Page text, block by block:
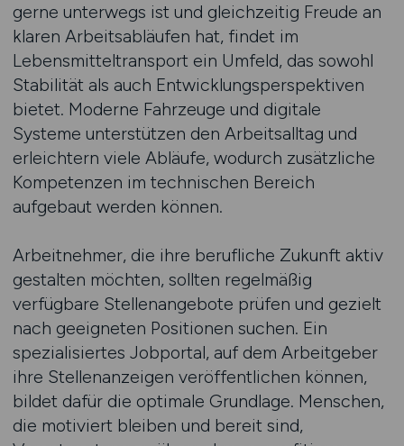
gerne unterwegs ist und gleichzeitig Freude an
klaren Arbeitsabläufen hat, findet im
Lebensmitteltransport ein Umfeld, das sowohl
Stabilität als auch Entwicklungsperspektiven
bietet. Moderne Fahrzeuge und digitale
Systeme unterstützen den Arbeitsalltag und
erleichtern viele Abläufe, wodurch zusätzliche
Kompetenzen im technischen Bereich
aufgebaut werden können.
Arbeitnehmer, die ihre berufliche Zukunft aktiv
gestalten möchten, sollten regelmäßig
verfügbare Stellenangebote prüfen und gezielt
nach geeigneten Positionen suchen. Ein
spezialisiertes Jobportal, auf dem Arbeitgeber
ihre Stellenanzeigen veröffentlichen können,
bildet dafür die optimale Grundlage. Menschen,
die motiviert bleiben und bereit sind,